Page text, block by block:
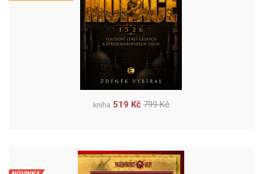
kniha 519 Kč 799 Kč